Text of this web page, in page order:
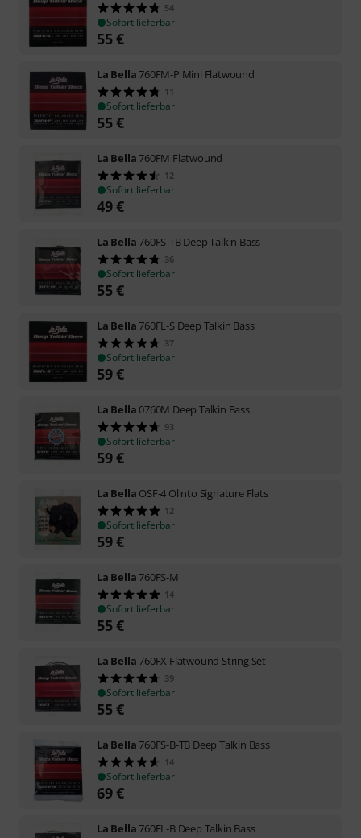
54
Sofort lieferbar
55€
La Bella760FM-P Mini Flatwound
11
Sofort lieferbar
55€
La Bella760FM Flatwound
12
Sofort lieferbar
49€
La Bella760FS-TB Deep Talkin Bass
36
Sofort lieferbar
55€
La Bella760FL-S Deep Talkin Bass
37
Sofort lieferbar
59€
La Bella 0760M Deep Talkin Bass
93
Sofort lieferbar
59€
La Bella OSF-4 Olinto Signature Flats
12
Sofort lieferbar
59€
La Bella760FS-M
14
Sofort lieferbar
55€
La Bella760FX Flatwound String Set
39
Sofort lieferbar
55€
La Bella760FS-B-TB Deep Talkin Bass
14
Sofort lieferbar
69€
La Bella760FL-B Deep Talkin Bass